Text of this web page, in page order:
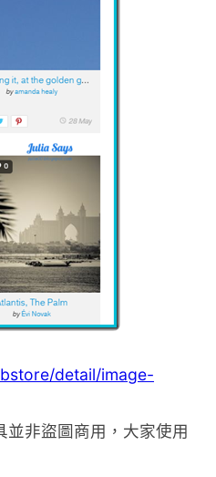
detail/image-
非盜圖商用，大家使用